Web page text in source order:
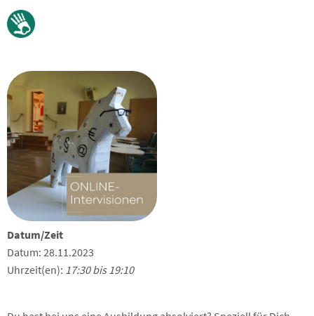
Datum/Zeit
Datum: 28.11.2023
Uhrzeit(en): 17:30 bis 19:10